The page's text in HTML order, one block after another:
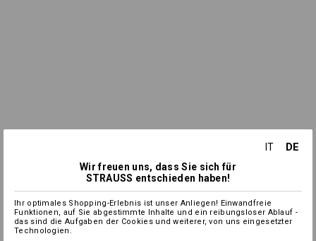
IT DE
Wir freuen uns, dass Sie sich für
STRAUSS entschieden haben!
Ihr optimales Shopping-Erlebnis ist unser Anliegen! Einwandfreie
Funktionen, auf Sie abgestimmte Inhalte und ein reibungsloser Ablauf -
das sind die Aufgaben der Cookies und weiterer, von uns eingesetzter
Technologien.